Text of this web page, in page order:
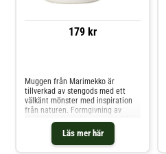
179 kr
Läs mer här
Muggen från Marimekko är
tillverkad av stengods med ett
välkänt mönster med inspiration
från naturen. Formgivning av
Maija Louekari. Om muggen från
Marimekko- Tillverkad av
stengods.- Formgivning av Maija
Louekari. Skötselråd för muggen-